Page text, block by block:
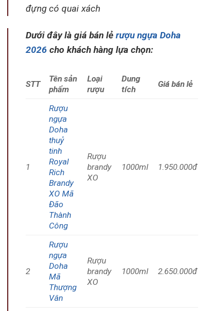
đựng có quai xách
Dưới đây là giá bán lẻ rượu ngựa Doha
2026 cho khách hàng lựa chọn:
STT
Tên sản
phẩm
Loại
rượu
Dung
tích
Giá bán lẻ
1
Rượu
ngựa
Doha
thuỷ
tinh
Royal
Rich
Brandy
XO Mã
Đão
Thành
Công
Rượu
brandy
XO
1000ml 1.950.000đ
2
Rượu
ngựa
Doha
Mã
Thượng
Vân
Rượu
brandy
XO
1000ml 2.650.000đ